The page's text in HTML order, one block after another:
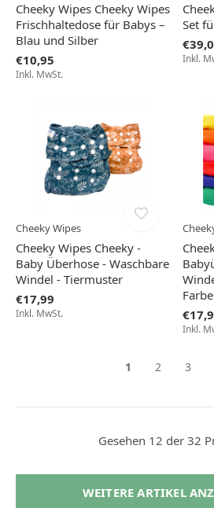
Cheeky Wipes Cheeky Wipes
Frischhaltedose für Babys –
Blau und Silber
€10,95
Inkl. MwSt.
Set
Inkl.
Cheeky Wipes
Cheeky Wipes Cheeky -
Baby Überhose - Waschbare
Windel - Tiermuster
€17,99
Inkl. MwSt.
Inkl.
1 2 3
Gesehen 12 der 32
WEITERE ARTIKEL